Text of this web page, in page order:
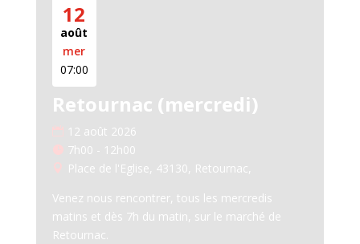
12
août
mer
07:00
Retournac (mercredi)
12 août 2026
7h00 - 12h00
Place de l'Eglise, 43130, Retournac,
Venez nous rencontrer, tous les mercredis
matins et dès 7h du matin, sur le marché de
Retournac.